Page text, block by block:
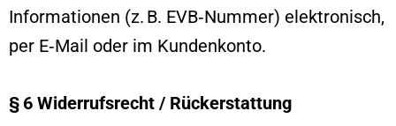
Informationen (z. B. EVB‑Nummer) elektronisch,
per E‑Mail oder im Kundenkonto.
§ 6 Widerrufsrecht / Rückerstattung